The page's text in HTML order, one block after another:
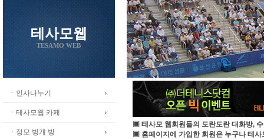
테사모웹
TESAMO WEB
ㆍ인사나누기
ㆍ테사모웹 카페
ㆍ정모 벙개 방
▣ 테사모 웹회원들의 도란도란 대화방,
▣ 홈페이지에 가입한 회원은 누구나 테사